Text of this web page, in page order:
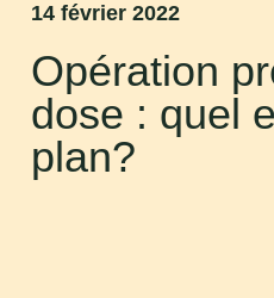
14 février 2022
Opération
dose : quel
plan?